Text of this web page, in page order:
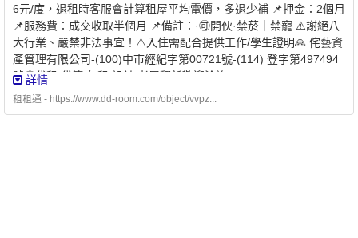
6元/度，退租時客服會計算租屋平均電價，多退少補 📌押金：2個月
📌服務費：成交收取半個月 📌備註：·🉑開伙·禁菸｜禁寵 ⚠️謝絕八
大行業、嚴禁非法事宜！⚠️入住需配合提供工作/學生證明🙏 侘藝資
產管理有限公司-(100)中市經紀字第00721號-(114) 登字第497494
號💭代租/代管/包租/設計/老屋翻新歡迎洽詢☎️：03-2713072#700
詳情
租租通 - https://www.dd-room.com/object/vvpz...